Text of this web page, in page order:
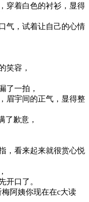
穿着白色的衬衫，显得
气，试着让自己的心情
笑容，
了一拍，
眉宇间的正气，显得整
了歉意，
，看来起来就很赏心悦
开口了。
阿姨你现在在c大读